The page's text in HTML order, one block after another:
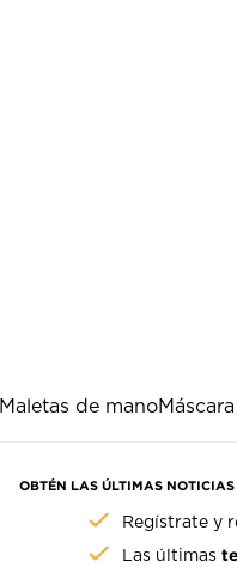
Maletas de mano
OBTÉN LAS ÚLTIMAS
Regístrate y
Las últimas